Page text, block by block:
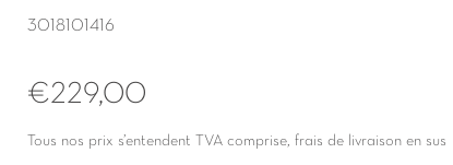
3018101416
€229,00
Tous nos prix s’entendent TVA comprise, frais de livraison en sus